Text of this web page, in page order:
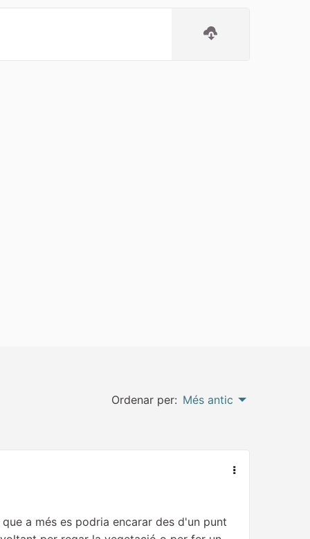
Ordenar per: Més antic
a més es podria encarar des d'un punt